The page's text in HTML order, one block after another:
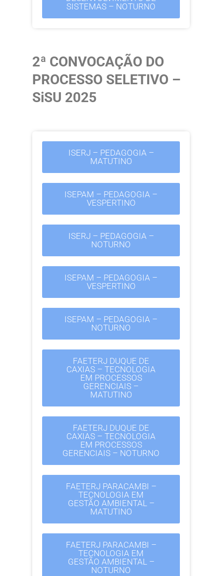
SISTEMAS – NOTURNO
2ª CONVOCAÇÃO DO
PROCESSO SELETIVO –
SiSU 2025
ISERJ – PEDAGOGIA –
MATUTINO
ISEPAM – PEDAGOGIA –
VESPERTINO
ISERJ – PEDAGOGIA –
NOTURNO
ISEPAM – PEDAGOGIA –
VESPERTINO
ISEPAM – PEDAGOGIA –
NOTURNO
FAETERJ DUQUE DE
CAXIAS – TECNOLOGIA
EM PROCESSOS
GERENCIAIS –
MATUTINO
FAETERJ DUQUE DE
CAXIAS – TECNOLOGIA
EM PROCESSOS
GERENCIAIS – NOTURNO
FAETERJ PARACAMBI –
TECNOLOGIA EM
GESTÃO AMBIENTAL –
MATUTINO
FAETERJ PARACAMBI –
TECNOLOGIA EM
GESTÃO AMBIENTAL –
NOTURNO